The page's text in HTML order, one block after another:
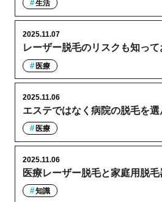
生活
レーザー脱毛のリスクも知って
2025.11.07
医療
エステではなく病院の脱毛を選
2025.11.06
医療
医療レーザー脱毛と家庭用脱
2025.11.06
知識